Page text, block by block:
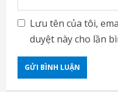
Lưu tên của tôi,
duyệt này cho lần